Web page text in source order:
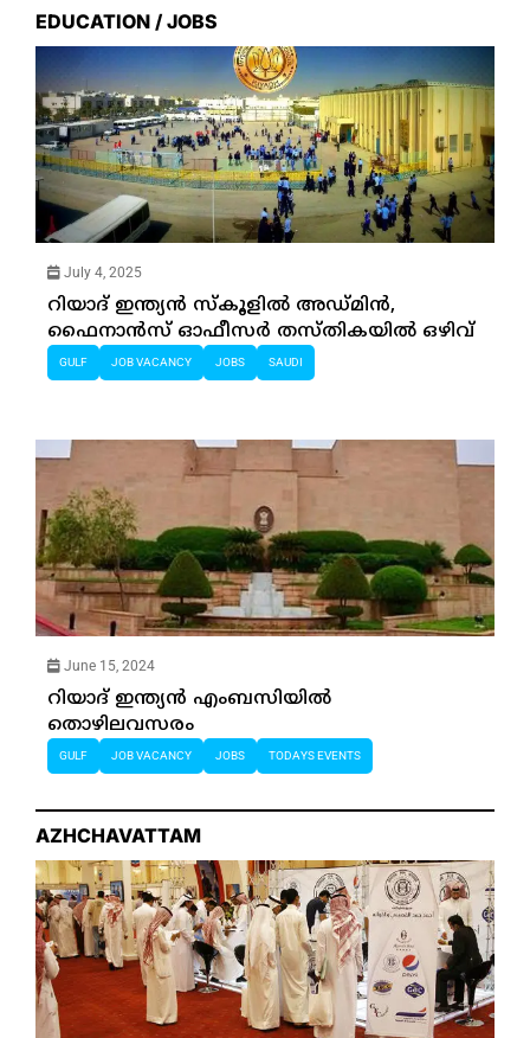
EDUCATION / JOBS
July 4, 2025
റിയാദ് ഇന്ത്യന്‍ സ്‌കൂളില്‍ അഡ്മിന്‍,
ഫൈനാന്‍സ് ഓഫീസര്‍ തസ്തികയില്‍ ഒഴിവ്
GULF JOB VACANCY JOBS SAUDI
June 15, 2024
റിയാദ് ഇന്ത്യന്‍ എംബസിയില്‍
തൊഴിലവസരം
GULF JOB VACANCY JOBS TODAYS EVENTS
AZHCHAVATTAM